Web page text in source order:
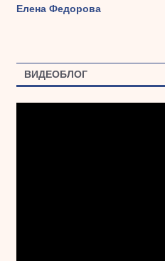
Елена Федорова
ВИДЕОБЛОГ